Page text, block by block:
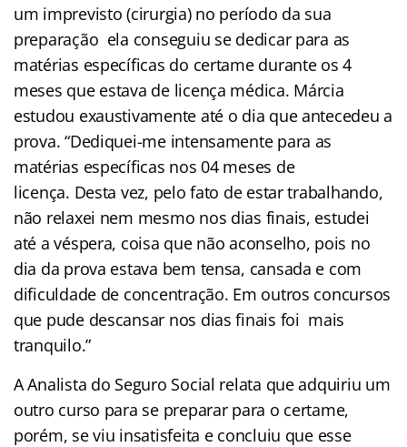
um imprevisto (cirurgia) no período da sua
preparação ela conseguiu se dedicar para as
matérias específicas do certame durante os 4
meses que estava de licença médica. Márcia
estudou exaustivamente até o dia que antecedeu a
prova. “Dediquei-me intensamente para as
matérias específicas nos 04 meses de
licença. Desta vez, pelo fato de estar trabalhando,
não relaxei nem mesmo nos dias finais, estudei
até a véspera, coisa que não aconselho, pois no
dia da prova estava bem tensa, cansada e com
dificuldade de concentração. Em outros concursos
que pude descansar nos dias finais foi mais
tranquilo.”
A Analista do Seguro Social relata que adquiriu um
outro curso para se preparar para o certame,
porém, se viu insatisfeita e concluiu que esse